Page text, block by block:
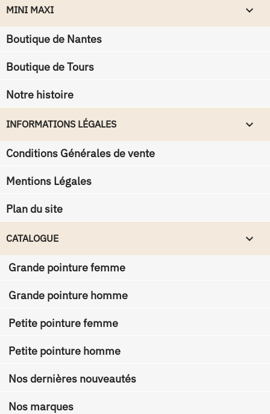
MINI MAXI keyboard_arrow_down
Boutique de Nantes
Boutique de Tours
Notre histoire
INFORMATIONS LÉGALES keyboard_arrow_down
Conditions Générales de vente
Mentions Légales
Plan du site
CATALOGUE 
Grande pointure femme
Grande pointure homme
Petite pointure femme
Petite pointure homme
Nos dernières nouveautés
Nos marques